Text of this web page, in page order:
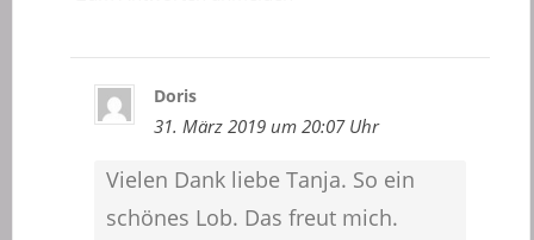
Doris
31. März 2019 um 20:07 Uhr
Vielen Dank liebe Tanja. So ein
schönes Lob. Das freut mich.